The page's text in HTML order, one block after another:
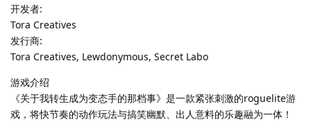
开发者:
Tora Creatives
发行商:
Tora Creatives, Lewdonymous, Secret Labo
游戏介绍
《关于我转生成为变态手的那档事》是一款紧张刺激的roguelite游
戏，将快节奏的动作玩法与搞笑幽默、出人意料的乐趣融为一体！